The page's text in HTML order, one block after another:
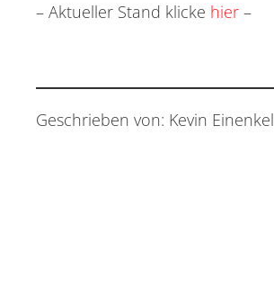
– Aktueller Stand klicke hier –
Geschrieben von: Kevin Einenkel